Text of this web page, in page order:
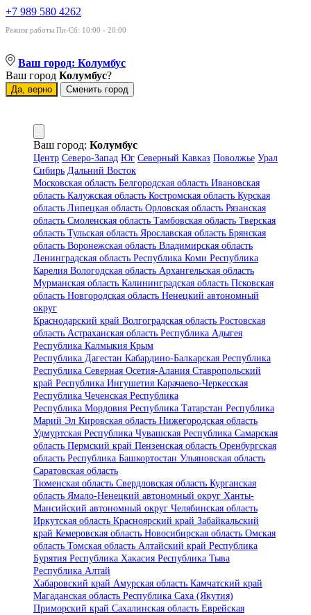
+7 989 580 4262
Режим работы Пн-Сб: 10:00 - 20:00
Ваш город: Колумбус
Ваш город Колумбус?
Да, верно Сменить город
Ваш город: Колумбус
Центр Северо-Запад Юг Северный Кавказ Поволжье Урал
Сибирь Дальний Восток
Московская область Белгородская область Ивановская
область Калужская область Костромская область Курская
область Липецкая область Орловская область Рязанская
область Смоленская область Тамбовская область Тверская
область Тульская область Ярославская область Брянская
область Воронежская область Владимирская область
Ленинградская область Республика Коми Республика
Карелия Вологодская область Архангельская область
Мурманская область Калининградская область Псковская
область Новгородская область Ненецкий автономный
округ
Краснодарский край Волгоградская область Ростовская
область Астраханская область Республика Адыгея
Республика Калмыкия Крым
Республика Дагестан Кабардино-Балкарская Республика
Республика Северная Осетия-Алания Ставропольский
край Республика Ингушетия Карачаево-Черкесская
Республика Чеченская Республика
Республика Мордовия Республика Татарстан Республика
Марий Эл Кировская область Нижегородская область
Удмуртская Республика Чувашская Республика Самарская
область Пермский край Пензенская область Оренбургская
область Республика Башкортостан Ульяновская область
Саратовская область
Тюменская область Свердловская область Курганская
область Ямало-Ненецкий автономный округ Ханты-
Мансийский автономный округ Челябинская область
Иркутская область Красноярский край Забайкальский
край Кемеровская область Новосибирская область Омская
область Томская область Алтайский край Республика
Бурятия Республика Хакасия Республика Тыва
Республика Алтай
Хабаровский край Амурская область Камчатский край
Магаданская область Республика Саха (Якутия)
Приморский край Сахалинская область Еврейская